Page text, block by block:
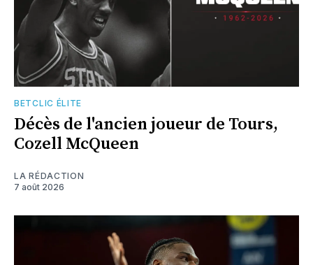
BETCLIC ÉLITE
Décès de l'ancien joueur de Tours,
Cozell McQueen
LA RÉDACTION
7 août 2026